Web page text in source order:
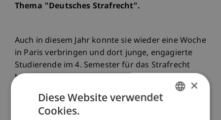
Thema "Deutsches Strafrecht".
Auch in diesem Jahr konnte sie wieder eine Woche
in Paris verbringen und dort junge, engagierte
Studierende im 4. Semester für das Strafrecht
begeistern sowie zur weiteren Sichtbarkeit der ×
Diese Website verwendet
Cookies.